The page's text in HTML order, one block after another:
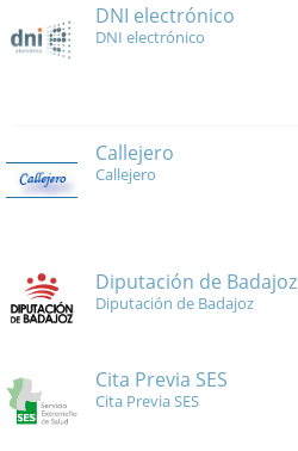
DNI electrónico
DNI electrónico
Callejero
Callejero
Diputación de Badajoz
Diputación de Badajoz
Cita Previa SES
Cita Previa SES